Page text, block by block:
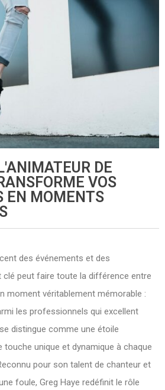
DE
VOS
EN MOMENTS
des événements et des
clé peut faire toute la différence entre
moment véritablement mémorable :
les professionnels qui excellent
distingue comme une étoile
unique et dynamique à chaque
pour son talent de chanteur et
foule, Greg Haye redéfinit le rôle